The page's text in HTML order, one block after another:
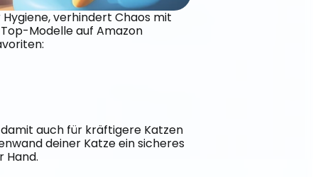
verhindert Chaos mit
Modelle auf Amazon
damit auch für kräftigere Katzen
deiner Katze ein sicheres
Hand.